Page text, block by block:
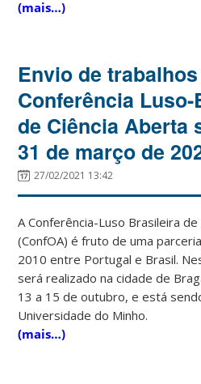
(mais…)
Envio de trabalhos
Conferência
de Ciência Aberta
31 de março de
27/02/2021 13:42
A Conferência-Luso Brasileira de
(ConfOA) é fruto de uma
2010 entre Portugal e Brasil.
será realizado na cidade de
13 a 15 de outubro, e está
Universidade do Minho.
(mais…)